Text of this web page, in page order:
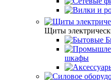
Щиты
шкафы